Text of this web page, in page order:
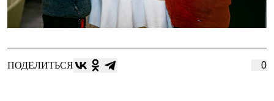
ПОДЕЛИТЬСЯ 0